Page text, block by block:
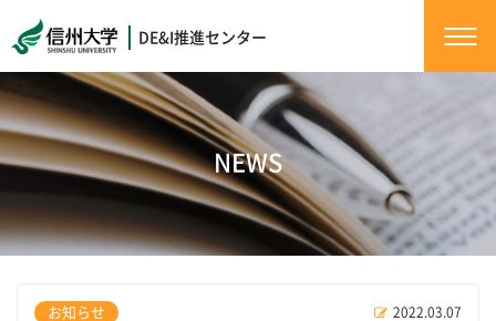
DE&I推進センター
NEWS
お知らせ 2022.03.07